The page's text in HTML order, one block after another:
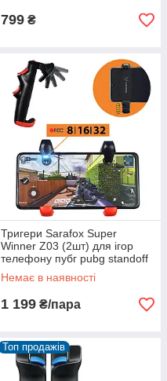
799 ₴
Тригери Sarafox Super
Winner Z03 (2шт) для ігор
телефону пубг pubg standoff
call of duty з макросом
вібрацією
Немає в наявності
1 199 ₴/пара
Топ продажів